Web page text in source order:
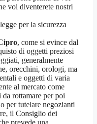
voi diventerete nostri
per la sicurezza
, come si evince dal
di oggetti preziosi
generalmente
orecchini, orologi, ma
e oggetti di varia
al mercato come
rottamare per poi
per tutelare negozianti
il Consiglio dei